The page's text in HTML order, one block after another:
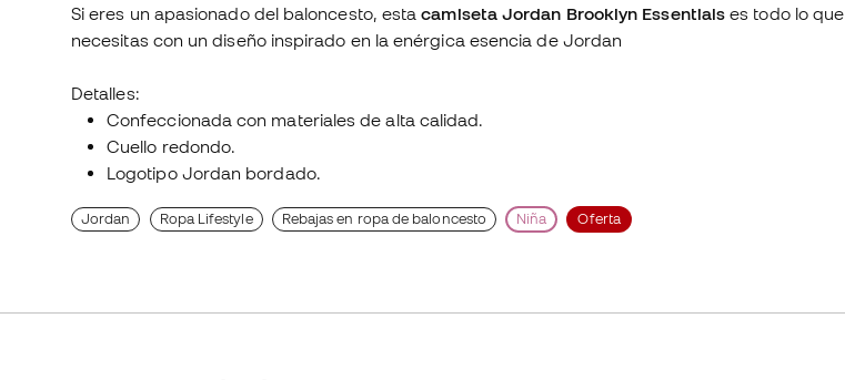
Si eres un apasionado del baloncesto, esta camiseta Jordan Brooklyn Essentialses todo lo que
necesitas con un diseño inspirado en la enérgica esencia de Jordan
Detalles:
Confeccionada con materiales de alta calidad.
Cuello redondo.
Logotipo Jordan bordado.
Jordan Ropa Lifestyle Rebajas en ropa de baloncesto Niña Oferta